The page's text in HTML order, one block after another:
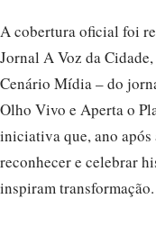
A cobertura oficial foi
Jornal A Voz da
Cenário Mídia – do
Olho Vivo e Aperta o
iniciativa que, ano
reconhecer e celebrar
inspiram transformação.